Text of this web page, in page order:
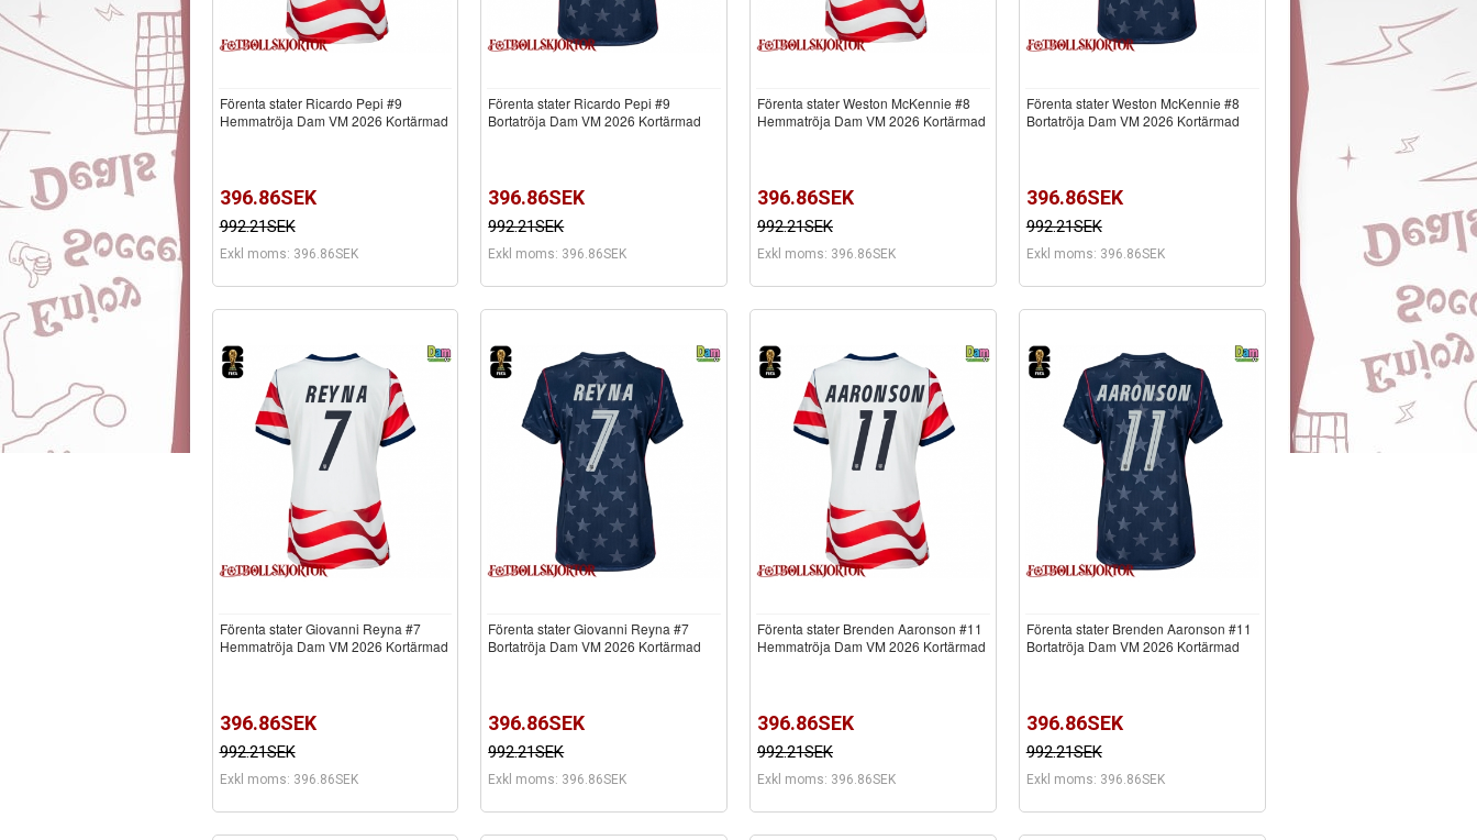
Förenta stater Ricardo Pepi #9
Hemmatröja Dam VM 2026 Kortärmad
396.86SEK
992.21SEK
Exkl moms: 396.86SEK
Förenta stater Ricardo Pepi #9
Bortatröja Dam VM 2026 Kortärmad
396.86SEK
992.21SEK
Exkl moms: 396.86SEK
Förenta stater Weston McKennie #8
Hemmatröja Dam VM 2026 Kortärmad
396.86SEK
992.21SEK
Exkl moms: 396.86SEK
Förenta stater Weston McKennie #8
Bortatröja Dam VM 2026 Kortärmad
396.86SEK
992.21SEK
Exkl moms: 396.86SEK
Förenta stater Giovanni Reyna #7
Hemmatröja Dam VM 2026 Kortärmad
396.86SEK
992.21SEK
Exkl moms: 396.86SEK
Förenta stater Giovanni Reyna #7
Bortatröja Dam VM 2026 Kortärmad
396.86SEK
992.21SEK
Exkl moms: 396.86SEK
Förenta stater Brenden Aaronson #11
Hemmatröja Dam VM 2026 Kortärmad
396.86SEK
992.21SEK
Exkl moms: 396.86SEK
Förenta stater Brenden Aaronson #11
Bortatröja Dam VM 2026 Kortärmad
396.86SEK
992.21SEK
Exkl moms: 396.86SEK